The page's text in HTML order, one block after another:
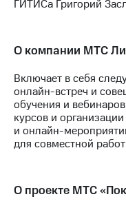
ГИТИСа Григорий
О компании МТС
Включает в себя
онлайн-встреч и
обучения и
курсов и
и онлайн-
для совместной
О проекте МТС